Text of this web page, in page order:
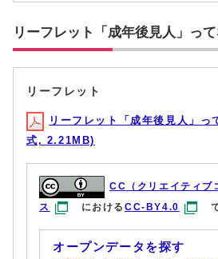
リーフレット「成年後見人」っ
リーフレット
リーフレット「成年後見人」っ
式, 2.21MB)
CC（クリエイティブ
ス
におけるCC-BY4.0
オープンデータを探す